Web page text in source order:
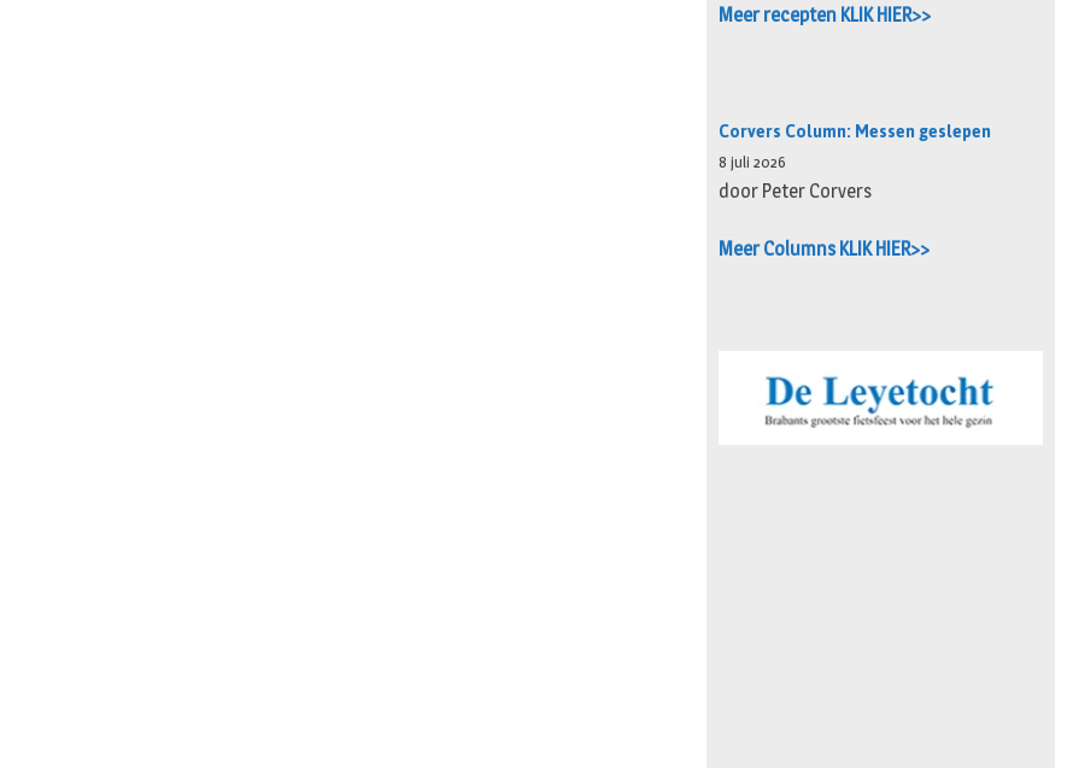
Meer recepten KLIK HIER>>
Corvers Column: Messen geslepen
8 juli 2026
door Peter Corvers
Meer Columns KLIK HIER>>